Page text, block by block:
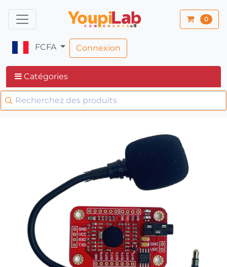
0
FCFA Connexion
Catégories